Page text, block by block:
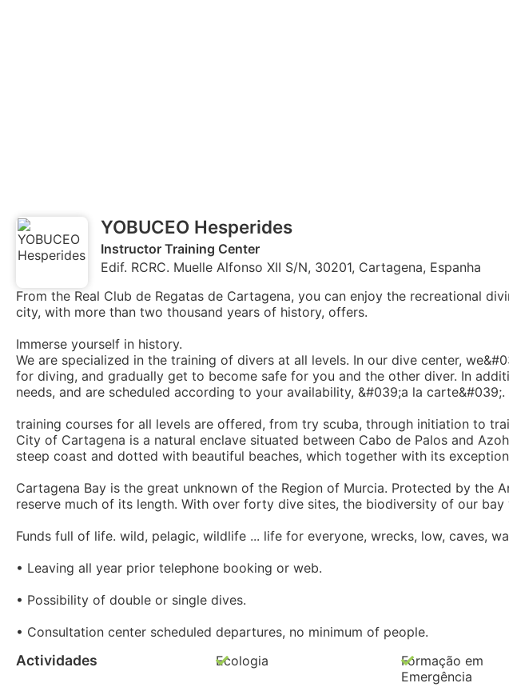
YOBUCEO Hesperides
Instructor Training Center
Edif. RCRC. Muelle Alfonso XII S/N, 30201, Cartagena, Espanha
From the Real Club de Regatas de Cartagena, you can enjoy the recreational
city, with more than two thousand years of history, offers.
Immerse yourself in history.
We are specialized in the training of divers at all levels. In our dive center,
for diving, and gradually get to become safe for you and the other diver. In
needs, and are scheduled according to your availability, &#039;a la carte&#039;.
training courses for all levels are offered, from try scuba, through initiation to
City of Cartagena is a natural enclave situated between Cabo de Palos and
steep coast and dotted with beautiful beaches, which together with its
Cartagena Bay is the great unknown of the Region of Murcia. Protected by the
reserve much of its length. With over forty dive sites, the biodiversity of our bay
Funds full of life. wild, pelagic, wildlife ... life for everyone, wrecks, low, caves,
• Leaving all year prior telephone booking or web.
• Possibility of double or single dives.
• Consultation center scheduled departures, no minimum of people.
Actividades Ecologia
Formação em
Emergência